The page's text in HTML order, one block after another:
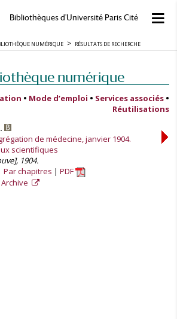
Bibliothèques d'Université Paris Cité
NUMÉRIQUE RÉSULTATS DE RECHERCHE
numérique
• Mode d’emploi • Services associés •
Réutilisations
de médecine, janvier 1904.
scientifiques
1904.
Par chapitres
PDF